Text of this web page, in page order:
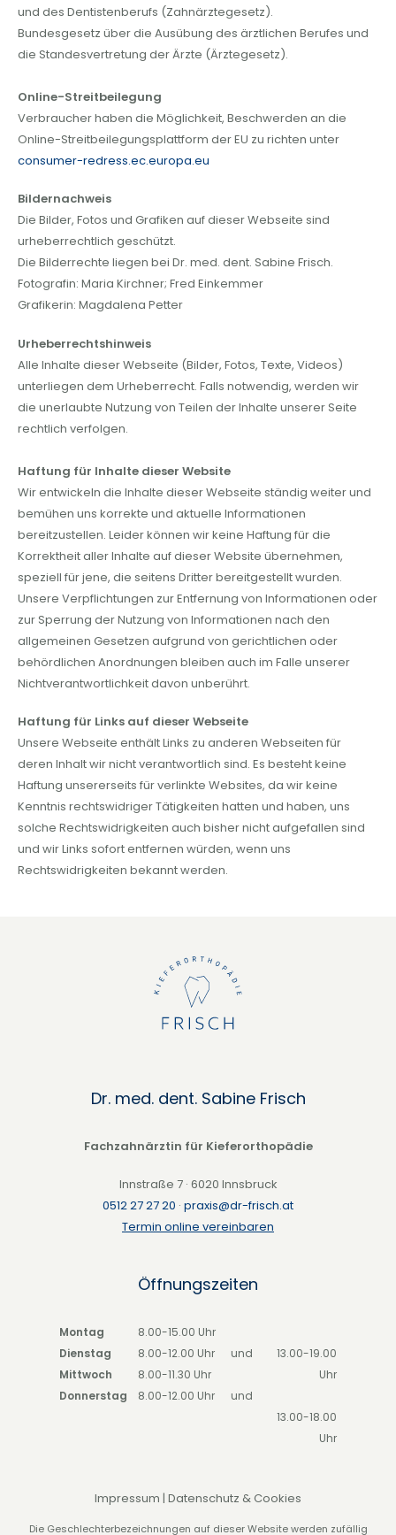
und des Dentistenberufs (Zahnärztegesetz).
Bundesgesetz über die Ausübung des ärztlichen Berufes und
die Standesvertretung der Ärzte (Ärztegesetz).
Online-Streitbeilegung
Verbraucher haben die Möglichkeit, Beschwerden an die
Online-Streitbeilegungsplattform der EU zu richten unter
consumer-redress.ec.europa.eu
Bildernachweis
Die Bilder, Fotos und Grafiken auf dieser Webseite sind
urheberrechtlich geschützt.
Die Bilderrechte liegen bei Dr. med. dent. Sabine Frisch.
Fotografin: Maria Kirchner; Fred Einkemmer
Grafikerin: Magdalena Petter
Urheberrechtshinweis
Alle Inhalte dieser Webseite (Bilder, Fotos, Texte, Videos)
unterliegen dem Urheberrecht. Falls notwendig, werden wir
die unerlaubte Nutzung von Teilen der Inhalte unserer Seite
rechtlich verfolgen.
Haftung für Inhalte dieser Website
Wir entwickeln die Inhalte dieser Webseite ständig weiter und
bemühen uns korrekte und aktuelle Informationen
bereitzustellen. Leider können wir keine Haftung für die
Korrektheit aller Inhalte auf dieser Website übernehmen,
speziell für jene, die seitens Dritter bereitgestellt wurden.
Unsere Verpflichtungen zur Entfernung von Informationen oder
zur Sperrung der Nutzung von Informationen nach den
allgemeinen Gesetzen aufgrund von gerichtlichen oder
behördlichen Anordnungen bleiben auch im Falle unserer
Nichtverantwortlichkeit davon unberührt.
Haftung für Links auf dieser Webseite
Unsere Webseite enthält Links zu anderen Webseiten für
deren Inhalt wir nicht verantwortlich sind. Es besteht keine
Haftung unsererseits für verlinkte Websites, da wir keine
Kenntnis rechtswidriger Tätigkeiten hatten und haben, uns
solche Rechtswidrigkeiten auch bisher nicht aufgefallen sind
und wir Links sofort entfernen würden, wenn uns
Rechtswidrigkeiten bekannt werden.
Dr. med. dent. Sabine Frisch
Fachzahnärztin für Kieferorthopädie
Innstraße 7 · 6020 Innsbruck
0512 27 27 20 · praxis@dr-frisch.at
Termin online vereinbaren
Öffnungszeiten
Montag
Dienstag
Mittwoch
Donnerstag
8.00-15.00 Uhr
8.00-12.00 Uhr
8.00-11.30 Uhr
8.00-12.00 Uhr
und
und
13.00-19.00
Uhr
13.00-18.00
Uhr
Impressum | Datenschutz & Cookies
Die Geschlechterbezeichnungen auf dieser Website werden zufällig